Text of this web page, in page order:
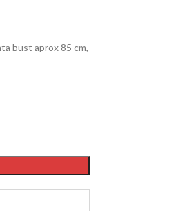
bust aprox 85 cm,